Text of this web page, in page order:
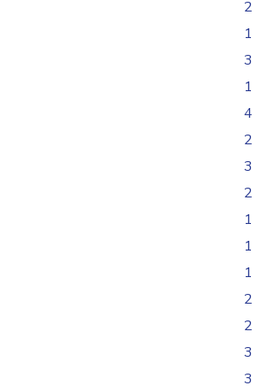
2
1
3
1
4
2
3
2
1
1
1
2
2
3
3